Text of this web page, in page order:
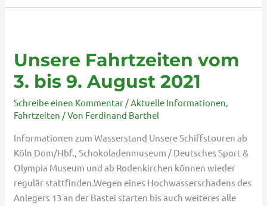
Unsere Fahrtzeiten vom
3. bis 9. August 2021
Schreibe einen Kommentar /Aktuelle Informationen,
Fahrtzeiten / Von Ferdinand Barthel
Informationen zum Wasserstand Unsere Schiffstouren ab
Köln Dom/Hbf., Schokoladenmuseum / Deutsches Sport &
Olympia Museum und ab Rodenkirchen können wieder
regulär stattfinden.Wegen eines Hochwasserschadens des
Anlegers 13 an der Bastei starten bis auch weiteres alle
vom
3.
bis
9.
August
2021